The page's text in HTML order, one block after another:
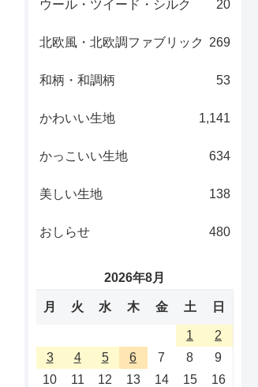
ウール・ツイード・シルク 20
北欧風・北欧調ファブリック 269
和柄・和調柄 53
かわいい生地 1,141
かっこいい生地 634
美しい生地 138
おしらせ 480
2026年8月
月 火 水 木 金 土 日
1
2
3
4 5 6 7 8
9
10
11 12 13 14 15
16